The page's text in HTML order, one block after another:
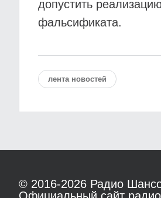
допустить
фальсификата.
лента новостей
© 2016-2026 Радио